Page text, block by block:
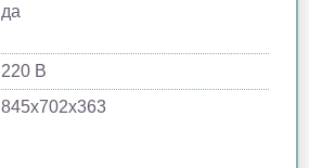
да
220 В
845х702х363